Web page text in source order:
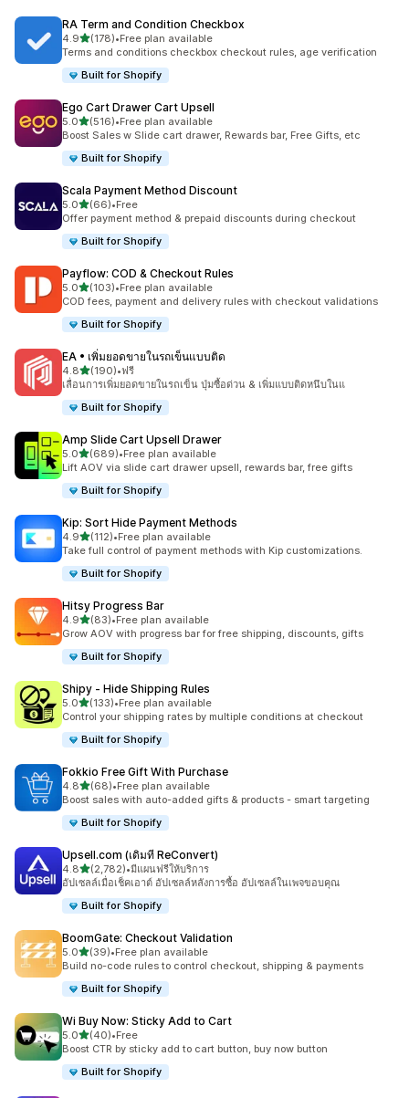
RA Term and Condition Checkbox
4.9เต็ม 5 ดาว
(178)
ทั้งหมด 178 รีวิว
•Free plan available
Terms and conditions checkbox checkout rules, age verification
Built for Shopify
Ego Cart Drawer Cart Upsell
5.0เต็ม 5 ดาว
(516)
ทั้งหมด 516 รีวิว
•Free plan available
Boost Sales w Slide cart drawer, Rewards bar, Free Gifts, etc
Built for Shopify
Scala Payment Method Discount
5.0เต็ม 5 ดาว
(66)
ทั้งหมด 66 รีวิว
•Free
Offer payment method & prepaid discounts during checkout
Built for Shopify
Payflow: COD & Checkout Rules
5.0เต็ม 5 ดาว
(103)
ทั้งหมด 103 รีวิว
•Free plan available
COD fees, payment and delivery rules with checkout validations
Built for Shopify
EA • เพิ่มยอดขายในรถเข็นแบบติด
4.8เต็ม 5 ดาว
(190)
ทั้งหมด 190 รีวิว
•ฟรี
เลื่อนการเพิ่มยอดขายในรถเข็น ปุ่มซื้อด่วน & เพิ่มแบบติดหนึบในแ
Built for Shopify
Amp Slide Cart Upsell Drawer
5.0เต็ม 5 ดาว
(689)
ทั้งหมด 689 รีวิว
•Free plan available
Lift AOV via slide cart drawer upsell, rewards bar, free gifts
Built for Shopify
Kip: Sort Hide Payment Methods
4.9เต็ม 5 ดาว
(112)
ทั้งหมด 112 รีวิว
•Free plan available
Take full control of payment methods with Kip customizations.
Built for Shopify
Hitsy Progress Bar
4.9เต็ม 5 ดาว
(83)
ทั้งหมด 83 รีวิว
•Free plan available
Grow AOV with progress bar for free shipping, discounts, gifts
Built for Shopify
Shipy ‑ Hide Shipping Rules
5.0เต็ม 5 ดาว
(133)
ทั้งหมด 133 รีวิว
•Free plan available
Control your shipping rates by multiple conditions at checkout
Built for Shopify
Fokkio Free Gift With Purchase
4.8เต็ม 5 ดาว
(68)
ทั้งหมด 68 รีวิว
•Free plan available
Boost sales with auto-added gifts & products - smart targeting
Built for Shopify
Upsell.com (เดิมที ReConvert)
4.8เต็ม 5 ดาว
(2,782)
ทั้งหมด 2782 รีวิว
•มีแผนฟรีให้บริการ
อัปเซลล์เมื่อเช็คเอาต์ อัปเซลล์หลังการซื้อ อัปเซลล์ในเพจขอบคุณ
Built for Shopify
BoomGate: Checkout Validation
5.0เต็ม 5 ดาว
(39)
ทั้งหมด 39 รีวิว
•Free plan available
Build no-code rules to control checkout, shipping & payments
Built for Shopify
Wi Buy Now: Sticky Add to Cart
5.0เต็ม 5 ดาว
(40)
ทั้งหมด 40 รีวิว
•Free
Boost CTR by sticky add to cart button, buy now button
Built for Shopify